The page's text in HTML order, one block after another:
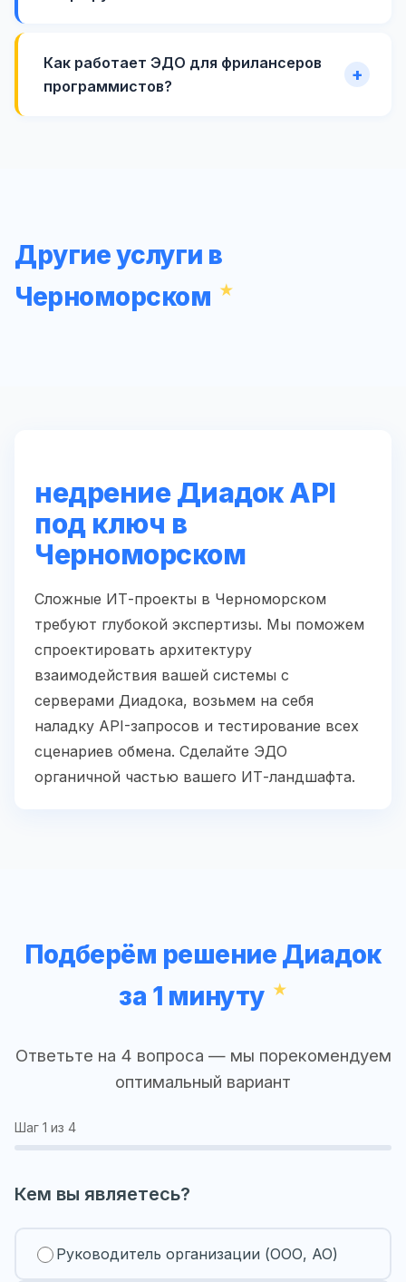
Как работает ЭДО для фрилансеров
программистов?
Другие услуги в
Черноморском
недрение Диадок API
под ключ в
Черноморском
Сложные ИТ-проекты в Черноморском
требуют глубокой экспертизы. Мы поможем
спроектировать архитектуру
взаимодействия вашей системы с
серверами Диадока, возьмем на себя
наладку API-запросов и тестирование всех
сценариев обмена. Сделайте ЭДО
органичной частью вашего ИТ-ландшафта.
Подберём решение Диадок
за 1 минуту
Ответьте на 4 вопроса — мы порекомендуем
оптимальный вариант
Шаг 1 из 4
Кем вы являетесь?
Руководитель организации (ООО, АО)